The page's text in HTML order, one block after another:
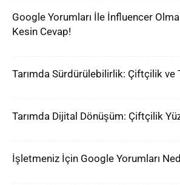
Google Yorumları İle İnfluencer
Kesin Cevap!
Tarımda Sürdürülebilirlik: Çiftçilik ve
Tarımda Dijital Dönüşüm: Çiftçilik
İşletmeniz İçin Google Yorumları